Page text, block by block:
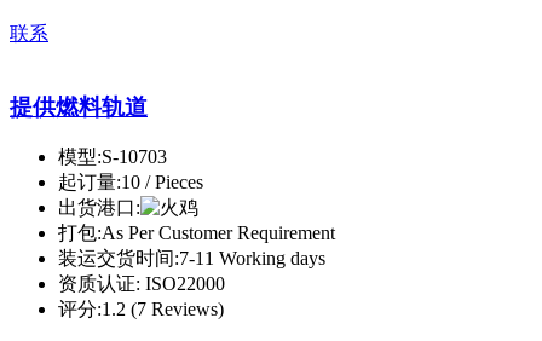
联系
提供燃料轨道
模型:S-10703
起订量:10 / Pieces
出货港口:
打包:As Per Customer Requirement
装运交货时间:7-11 Working days
资质认证: ISO22000
评分:1.2 (7 Reviews)